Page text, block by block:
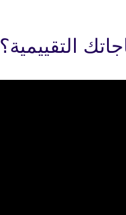
التقييمية؟